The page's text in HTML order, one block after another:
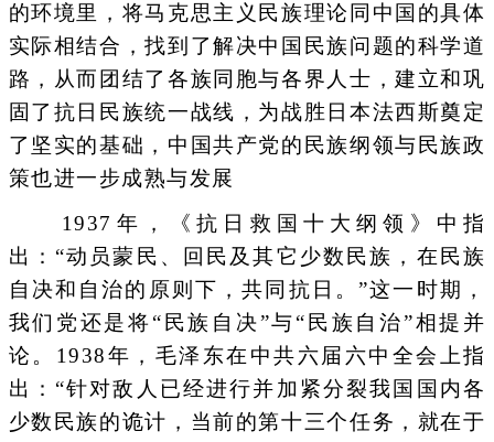
的环境里，将马克思主义民族理论同中国的具体
实际相结合，找到了解决中国民族问题的科学道
路，从而团结了各族同胞与各界人士，建立和巩
固了抗日民族统一战线，为战胜日本法西斯奠定
了坚实的基础，中国共产党的民族纲领与民族政
策也进一步成熟与发展
1937年，《抗日救国十大纲领》中指
出：“动员蒙民、回民及其它少数民族，在民族
自决和自治的原则下，共同抗日。”这一时期，
我们党还是将“民族自决”与“民族自治”相提并
论。1938年，毛泽东在中共六届六中全会上指
出：“针对敌人已经进行并加紧分裂我国国内各
少数民族的诡计，当前的第十三个任务，就在于